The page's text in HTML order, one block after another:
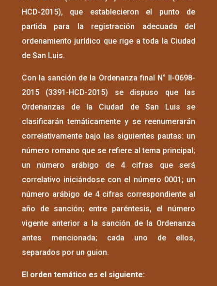
HCD-2015), que establecieron el punto de
partida para la registración adecuada del
ordenamiento jurídico que rige a toda la Ciudad
de San Luis.
Con la sanción de la Ordenanza final N° II-0698-
2015 (3391-HCD-2015) se dispuso que las
Ordenanzas de la Ciudad de San Luis se
clasificarán temáticamente y se reenumerarán
correlativamente bajo las siguientes pautas: un
número romano que se refiere al tema principal;
un número arábigo de 4 cifras que será
correlativo iniciándose con el número 0001; un
número arábigo de 4 cifras correspondiente al
año de sanción; entre paréntesis, el número
vigente anterior a la sanción de la Ordenanza
antes mencionada; cada uno de ellos,
separados por un guion.
El orden temático es el siguiente: